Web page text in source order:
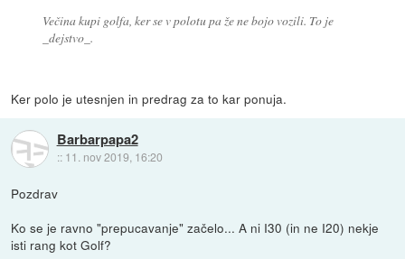
Večina kupi golfa, ker se v polotu pa že ne bojo vozili. To je
_dejstvo_.
Ker polo je utesnjen in predrag za to kar ponuja.
Barbarpapa2
:: 11. nov 2019, 16:20
Pozdrav
Ko se je ravno "prepucavanje" začelo... A ni I30 (in ne I20) nekje
isti rang kot Golf?